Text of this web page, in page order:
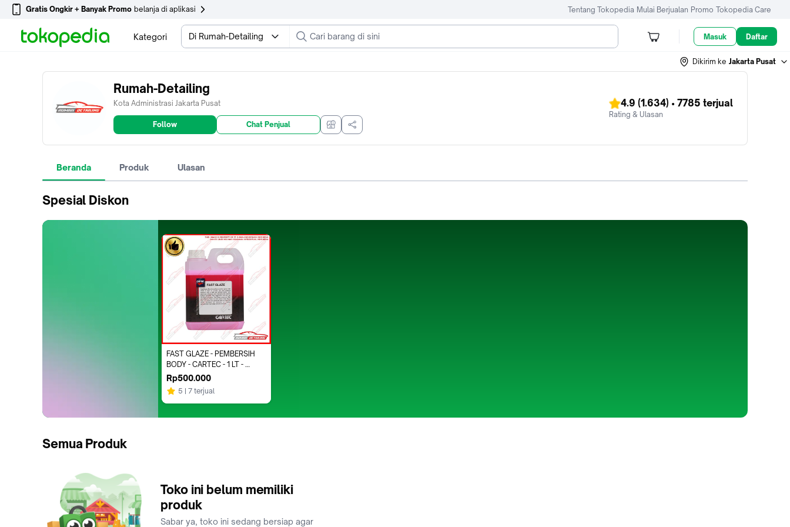
Gratis Ongkir + Banyak Promo belanja di aplikasi Tentang Tokopedia Mulai Berjualan Promo Tokopedia Care
Kategori Di Rumah-Detailing Masuk Daftar
Dikirim ke Jakarta Pusat
Rumah-Detailing
Kota Administrasi Jakarta Pusat
Follow Chat Penjual
4.9 (1.634) • 7785 terjual
Rating & Ulasan
Beranda Produk Ulasan
Spesial Diskon
FAST GLAZE - PEMBERSIH
BODY - CARTEC - 1 LT -
CONCENTRATE
Rp500.000
5 7 terjual
Semua Produk
Toko ini belum memiliki
produk
Sabar ya, toko ini sedang bersiap agar